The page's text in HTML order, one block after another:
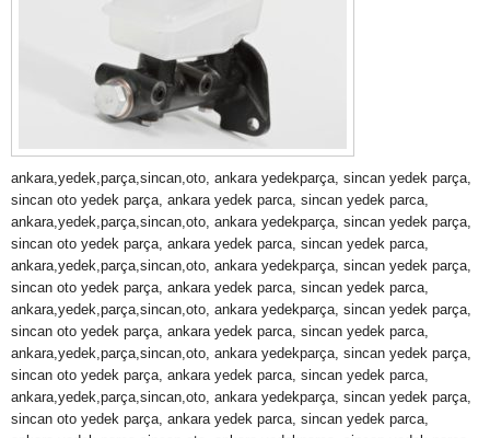
ankara,yedek,parça,sincan,oto, ankara yedekparça, sincan yedek parça,
sincan oto yedek parça, ankara yedek parca, sincan yedek parca,
ankara,yedek,parça,sincan,oto, ankara yedekparça, sincan yedek parça,
sincan oto yedek parça, ankara yedek parca, sincan yedek parca,
ankara,yedek,parça,sincan,oto, ankara yedekparça, sincan yedek parça,
sincan oto yedek parça, ankara yedek parca, sincan yedek parca,
ankara,yedek,parça,sincan,oto, ankara yedekparça, sincan yedek parça,
sincan oto yedek parça, ankara yedek parca, sincan yedek parca,
ankara,yedek,parça,sincan,oto, ankara yedekparça, sincan yedek parça,
sincan oto yedek parça, ankara yedek parca, sincan yedek parca,
ankara,yedek,parça,sincan,oto, ankara yedekparça, sincan yedek parça,
sincan oto yedek parça, ankara yedek parca, sincan yedek parca,